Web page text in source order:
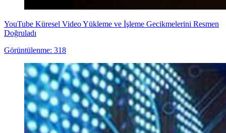
YouTube Küresel Video Yükleme ve İşleme Gecikmelerini Resmen
Doğruladı
Görüntülenme: 318